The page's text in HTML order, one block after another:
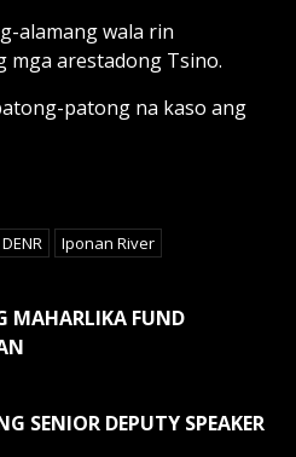
alamang wala rin
mga arestadong Tsino.
patong na kaso ang
DENR Iponan River
MAHARLIKA FUND
SENIOR DEPUTY SPEAKER